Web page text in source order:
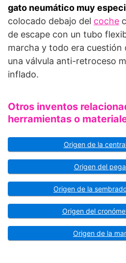
gato neumático muy
colocado debajo del coche
de escape con un tubo
marcha y todo era cuestión
una válvula anti-retroceso
inflado.
Otros inventos
herramientas o
Origen de la
Origen del
Origen de la
Origen del
Origen de la